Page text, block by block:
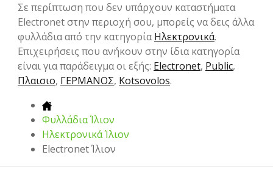
Σε περίπτωση που δεν υπάρχουν καταστήματα
Electronet στην περιοχή σου, μπορείς να δεις άλλα
φυλλάδια από την κατηγορίαHλεκτρονικά.
Επιχειρήσεις που ανήκουν στην ίδια κατηγορία
είναι για παράδειγμα οι εξής: Electronet, Public,
Πλαισιο, ΓΕΡΜΑΝΟΣ, Kotsovolos.
Φυλλάδια Ίλιον
Hλεκτρονικά Ίλιον
Electronet Ίλιον